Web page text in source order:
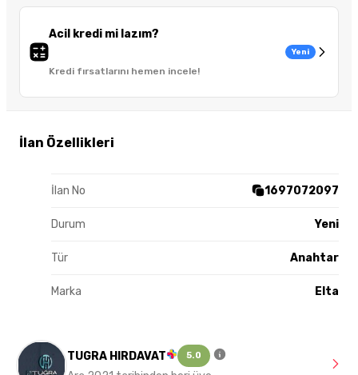
Acil kredi mi lazım?
Kredi fırsatlarını hemen incele!
Yeni
İlan Özellikleri
İlan No 1697072097
Durum Yeni
Tür Anahtar
Marka Elta
TUGRA HIRDAVAT 5.0